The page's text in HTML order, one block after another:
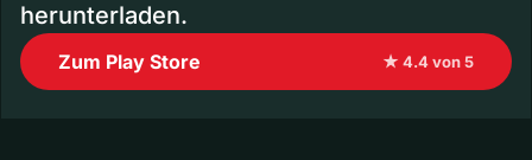
herunterladen.
Zum Play Store ★ 4.4 von 5